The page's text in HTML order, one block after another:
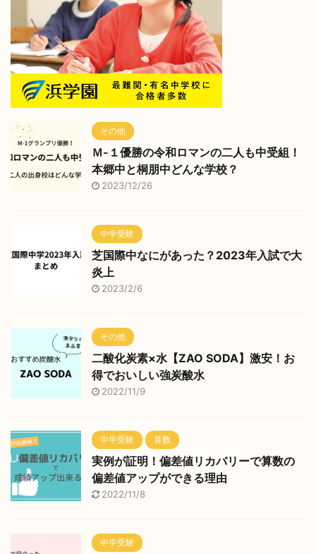
その他
Ｍ-１優勝の令和ロマンの二人も中受組！
本郷中と桐朋中どんな学校？
2023/12/26
中学受験
芝国際中なにがあった？2023年入試で大
炎上
2023/2/6
その他
二酸化炭素×水【ZAO SODA】激安！お
得でおいしい強炭酸水
2022/11/9
中学受験 算数
実例が証明！偏差値リカバリーで算数の
偏差値アップができる理由
2022/11/8
中学受験